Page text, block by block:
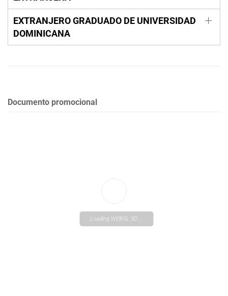
EXTRANJERO GRADUADO DE UNIVERSIDAD
DOMINICANA
Documento promocional
Loading WEBGL 3D ...